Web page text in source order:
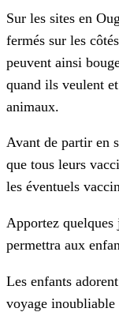
Sur les sites en
fermés sur les
peuvent ainsi
quand ils veulent
animaux.
Avant de partir en
que tous leurs
les éventuels
Apportez quelques
permettra aux
Les enfants
voyage